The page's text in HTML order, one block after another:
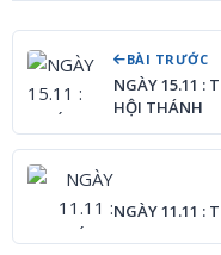
BÀI TRƯỚC
NGÀY 15.11 :
HỘI THÁNH
NGÀY 11.11 :